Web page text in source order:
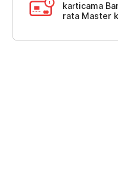
karticama
rata Master